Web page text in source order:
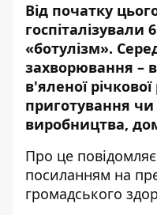
Від початку
«ботулізм».
захворювання –
в'яленої
приготування
виробництва,
Про це повідомляє
посиланням на
громадського